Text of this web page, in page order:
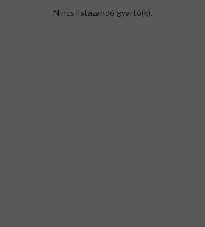
Nincs listázandó gyártó(k).